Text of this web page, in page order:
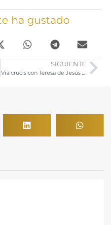
ha gustado
SIGUIENTE
Via crucis con Teresa de Jesús y Celebración Penitencial para cofrades